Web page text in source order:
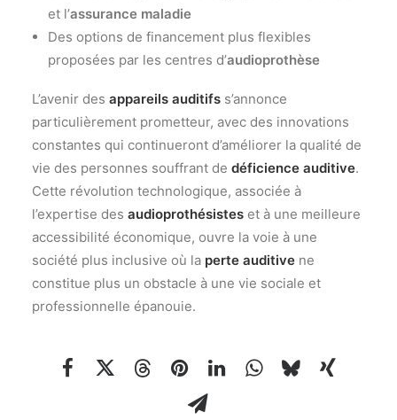
et l’assurance maladie
Des options de financement plus flexibles
proposées par les centres d’audioprothèse
L’avenir des appareils auditifs s’annonce
particulièrement prometteur, avec des innovations
constantes qui continueront d’améliorer la qualité de
vie des personnes souffrant de déficience auditive.
Cette révolution technologique, associée à
l’expertise des audioprothésistes et à une meilleure
accessibilité économique, ouvre la voie à une
société plus inclusive où la perte auditive ne
constitue plus un obstacle à une vie sociale et
professionnelle épanouie.